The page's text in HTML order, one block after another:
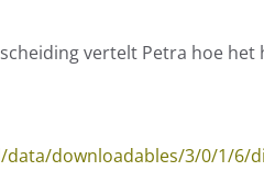
vertelt Petra hoe
downloadables/3/0/1/6/